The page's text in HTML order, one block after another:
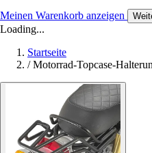
Meinen Warenkorb anzeigen
Loading...
Startseite
/ Motorrad-Topcase-